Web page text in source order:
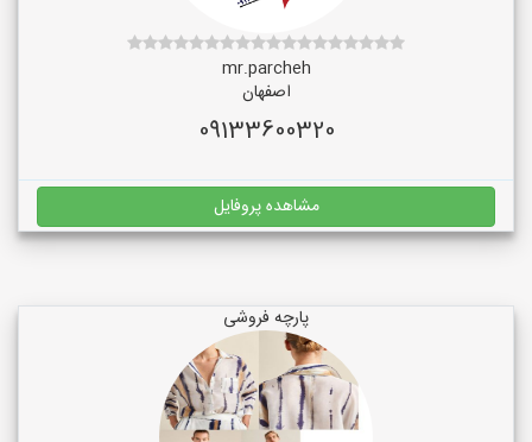
mr.parcheh
اصفهان
09133600320
مشاهده پروفایل
پارچه فروشی